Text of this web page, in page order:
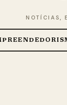
NOTÍCIAS,